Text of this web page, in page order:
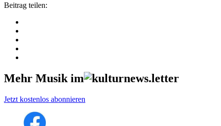
Beitrag teilen:
Mehr Musik im
Jetzt kostenlos abonnieren